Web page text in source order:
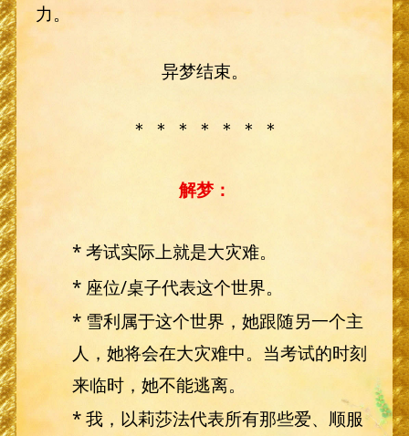
力。
异梦结束。
＊ ＊ ＊ ＊ ＊ ＊ ＊
解梦：
* 考试实际上就是大灾难。
* 座位/桌子代表这个世界。
* 雪利属于这个世界，她跟随另一个主
人，她将会在大灾难中。当考试的时刻
来临时，她不能逃离。
* 我，以莉莎法代表所有那些爱、顺服